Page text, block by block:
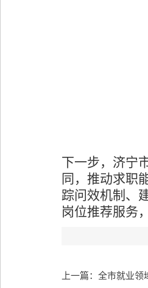
下一步，济宁
同，推动求职
踪问效机制、
岗位推荐服务
上一篇：全市就业